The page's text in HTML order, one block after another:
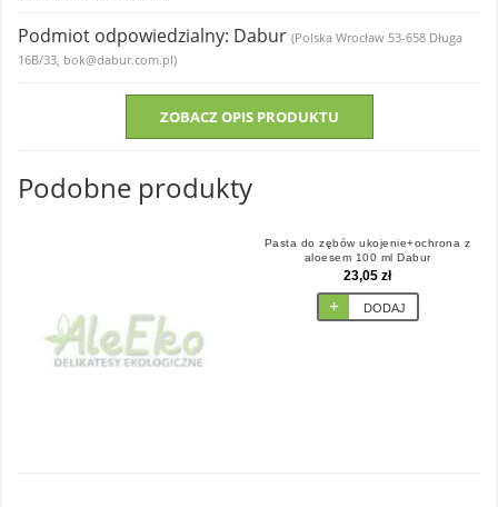
Podmiot odpowiedzialny: Dabur (Polska Wrocław 53-658 Długa
16B/33, bok@dabur.com.pl)
ZOBACZ OPIS PRODUKTU
Podobne produkty
Pasta do zębów ukojenie+ochrona z
aloesem 100 ml Dabur
23,05 zł
DODAJ